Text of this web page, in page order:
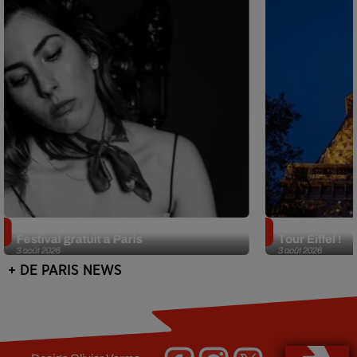
3 août 2026
Festival gratuit à Paris
3 août 2026
Tour Eiffel !
+ DE PARIS NEWS